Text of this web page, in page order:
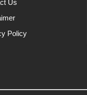
Us
Policy